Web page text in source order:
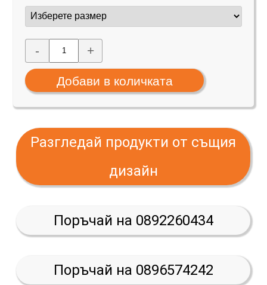
- +
Разгледай продукти от същия
дизайн
Поръчай на 0892260434
Поръчай на 0896574242